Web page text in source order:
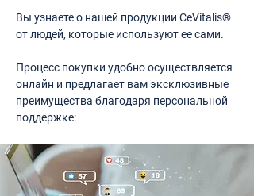
Вы узнаете о нашей продукции CeVitalis®
от людей, которые используют ее сами.
Процесс покупки удобно осуществляется
онлайн и предлагает вам эксклюзивные
преимущества благодаря персональной
поддержке: